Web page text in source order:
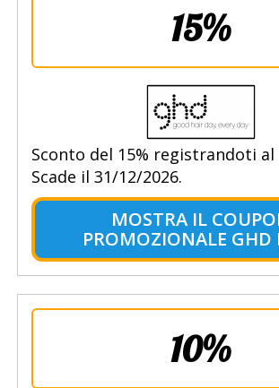
15%
Sconto del 15% registrandoti
Scade il 31/12/2026.
MOSTRA IL
PROMOZIONALE GHD
10%